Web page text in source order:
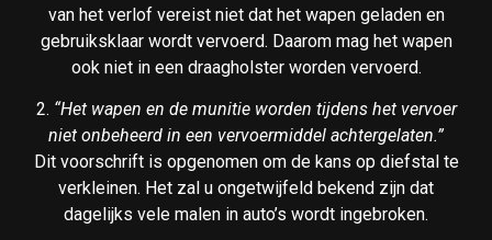
van het verlof vereist niet dat het wapen geladen en
gebruiksklaar wordt vervoerd. Daarom mag het wapen
ook niet in een draagholster worden vervoerd.
2. “Het wapen en de munitie worden tijdens het vervoer
niet onbeheerd in een vervoermiddel achtergelaten.”
Dit voorschrift is opgenomen om de kans op diefstal te
verkleinen. Het zal u ongetwijfeld bekend zijn dat
dagelijks vele malen in auto’s wordt ingebroken.